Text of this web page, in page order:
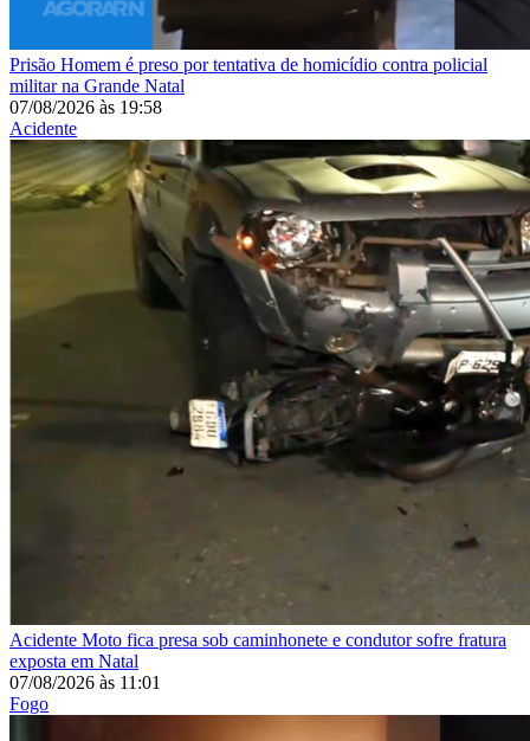
Prisão Homem é preso por tentativa de homicídio contra policial
militar na Grande Natal
07/08/2026 às 19:58
Acidente
Acidente Moto fica presa sob caminhonete e condutor sofre fratura
exposta em Natal
07/08/2026 às 11:01
Fogo